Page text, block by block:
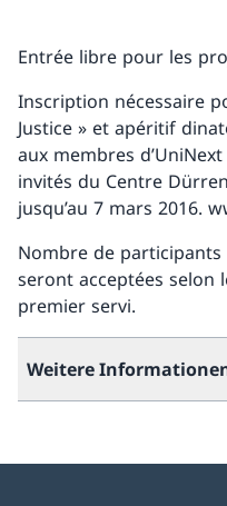
Entrée libre pour les
Inscription nécessaire
Justice » et apéritif
aux membres
invités du Centre
jusqu’au 7 mars 2016.
Nombre de
seront acceptées selon
premier servi.
Weitere